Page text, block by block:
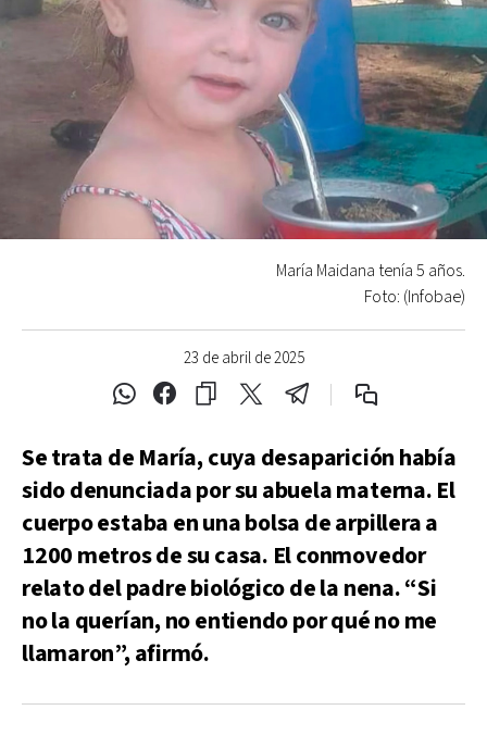
23 de abril de 2025
María Maidana tenía 5 años.
Foto: (Infobae)
Se trata de María, cuya desaparición había
sido denunciada por su abuela materna. El
cuerpo estaba en una bolsa de arpillera a
1200 metros de su casa. El conmovedor
relato del padre biológico de la nena. “Si
no la querían, no entiendo por qué no me
llamaron”, afirmó.